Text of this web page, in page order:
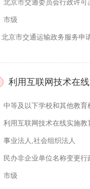
北京市交通委员会行政许可
市级
京市交通运输政务服务申
利用互联网技术在
中等及以下学校和其他教育
利用互联网技术在线实施教
事业法人,社会组织法人
民办非企业单位名称变更行
市级